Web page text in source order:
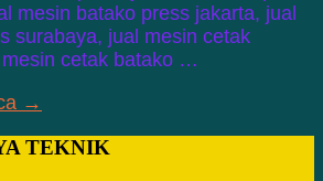
mesin batako press jakarta, jual
surabaya, jual mesin cetak
cetak batako …
→
TEKNIK